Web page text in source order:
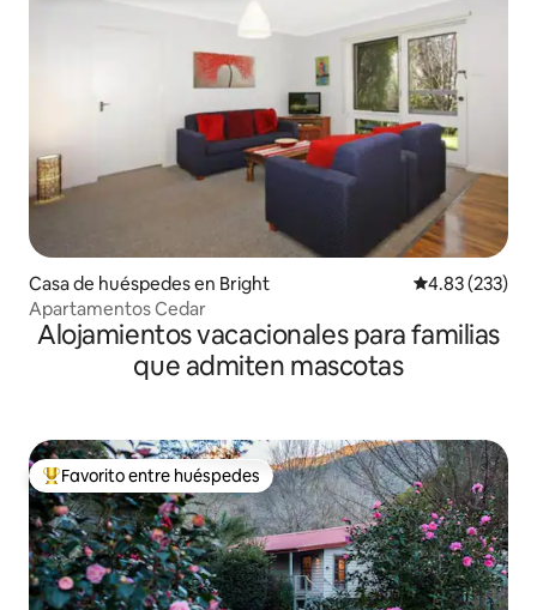
Casa de huéspedes en Bright Calificación
4.83 (233)
Apartamentos Cedar
Alojamientos vacacionales para familias
que admiten mascotas
Favorito entre huéspedes preferido
Favorito entre huéspedes